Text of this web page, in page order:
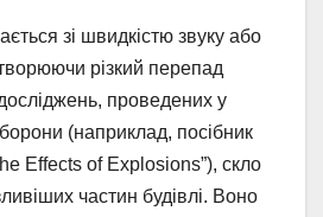
зі швидкістю звуку або
різкий перепад
проведених у
(наприклад, посібник
Effects of Explosions”), скло
частин будівлі. Воно